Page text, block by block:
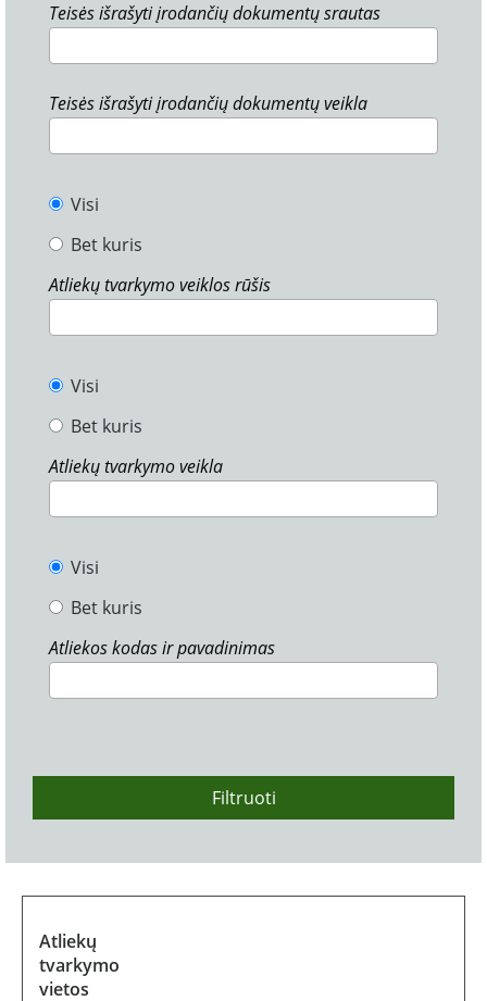
Teisės išrašyti įrodančių dokumentų srautas
Teisės išrašyti įrodančių dokumentų veikla
Visi
Bet kuris
Atliekų tvarkymo veiklos rūšis
Visi
Bet kuris
Atliekų tvarkymo veikla
Visi
Bet kuris
Atliekos kodas ir pavadinimas
Filtruoti
Atliekų
tvarkymo
vietos